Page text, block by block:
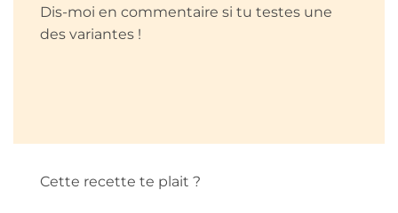
Dis-moi en commentaire si tu testes une
des variantes !
Cette recette te plait ?